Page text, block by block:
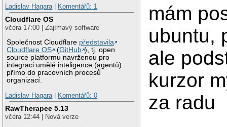
Ladislav Hagara
Komentářů: 1
Cloudflare OS
včera 17:00 | Zajímavý software
Společnost Cloudflare představila
Cloudflare OS
(GitHub ), tj. open
source platformu navrženou pro
integraci umělé inteligence (agentů)
přímo do pracovních procesů
organizací.
Ladislav Hagara
Komentářů: 0
RawTherapee 5.13
včera 12:44 | Nová verze
mám
ubuntu,
ale
kurzor
za radu